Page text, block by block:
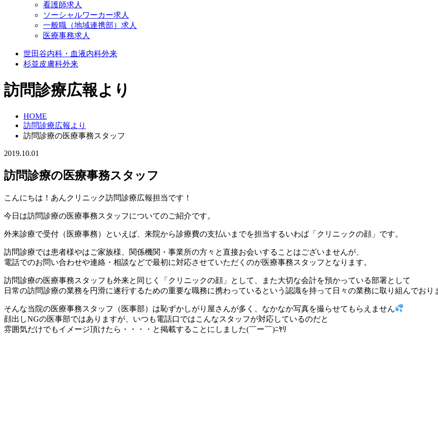
看護師求人
ソーシャルワーカー求人
一般職（地域連携部）求人
医療事務求人
世田谷内科・血液内科外来
杉並皮膚科外来
訪問診療広報より
HOME
訪問診療広報より
訪問診療の医療事務スタッフ
2019.10.01
訪問診療の医療事務スタッフ
こんにちは！あんクリニック訪問診療広報担当です！
今日は訪問診療の医療事務スタッフについてのご紹介です。
外来診療で受付（医療事務）といえば、来院から診療費の支払いまでを担当するいわば「クリニックの顔」です。
訪問診療では患者様やはご家族様、関係機関・事業所の方々と直接お会いすることはございませんが、
電話でのお問い合わせや連絡・相談などで最初に対応させていただくのが医療事務スタッフとなります。
訪問診療の医療事務スタッフも外来と同じく「クリニックの顔」として、また大切な会計を預かっている部署として
日常の訪問診療の業務を円滑に遂行するための重要な職務に携わっているという認識を持って日々の業務に取り組んでおり
そんな当院の医療事務スタッフ（医事部）は恥ずかしがり屋さんが多く、なかなか写真を撮らせてもらえません
顔出しNGの医事部ではありますが、いつも電話口ではこんなスタッフが対応しているのだと
雰囲気だけでもイメージ頂けたら・・・・と掲載することにしました(￣ー￣)ﾆﾔﾘ